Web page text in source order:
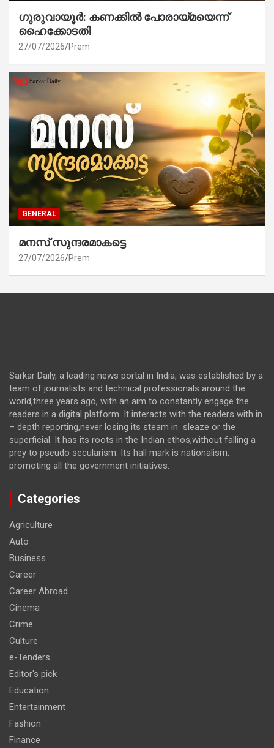
ഗുരുവായൂർ: കണക്കിൽ പോരായ്മയെന്ന്
ഹൈക്കോടതി
27/07/2026 Prem
GENERAL
മനസ് സുന്ദരമാകട്ടെ
27/07/2026 Prem
Sarkar Daily, a leading news portal in India, was established by a
team of journalists and technical professionals around the
world,three years ago, with an aim to constantly engage the
readers in a digital platform. It interacts with the readers with in
– depth reporting,never losing its steam in sleaze or the
superficial. It has its roots in the Indian ethos,without falling a
prey to pseudo secularism. Its hall mark is nationalism,
promoting all the government initiatives.
Categories
Agriculture
Auto
Business
Career
Career Abroad
Cinema
Crime
Culture
e-Tenders
Editor's pick
Education
Entertainment
Fashion
Finance